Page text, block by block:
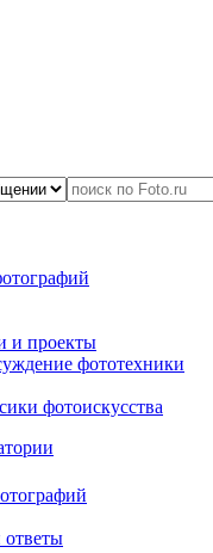
и проекты
фототехники
фотоискусства